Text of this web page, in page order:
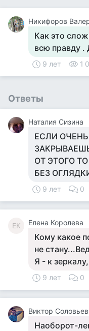
Никифоров
Как это
всю правду .
9 лет 1
Ответы
Наталия Сизина
ЕСЛИ
ОТ ЭТОГО
БЕЗ
9 лет 0
ЕК Елена Королева
Кому какое
не
Я - к
9 лет 0
Виктор Соловьев
Наоборот-